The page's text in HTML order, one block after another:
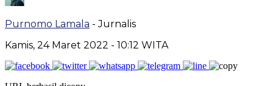
Purnomo Lamala - Jurnalis
Kamis, 24 Maret 2022 - 10:12 WITA